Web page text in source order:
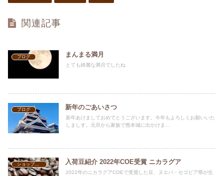
関連記事
ブログ まんまる満月
とても綺麗な満月でしたね
ブログ 新年のごあいさつ
新年あけましておめでとうございます。今年もよろしくお願いいた
しましす。元旦から家族で熊本城に出かけま...
ショップ案内 入荷豆紹介 2022年COE受賞 ニカラグア
2022年のニカラグアCOEで受賞した豆、ヌエバ・セゴビア県が生